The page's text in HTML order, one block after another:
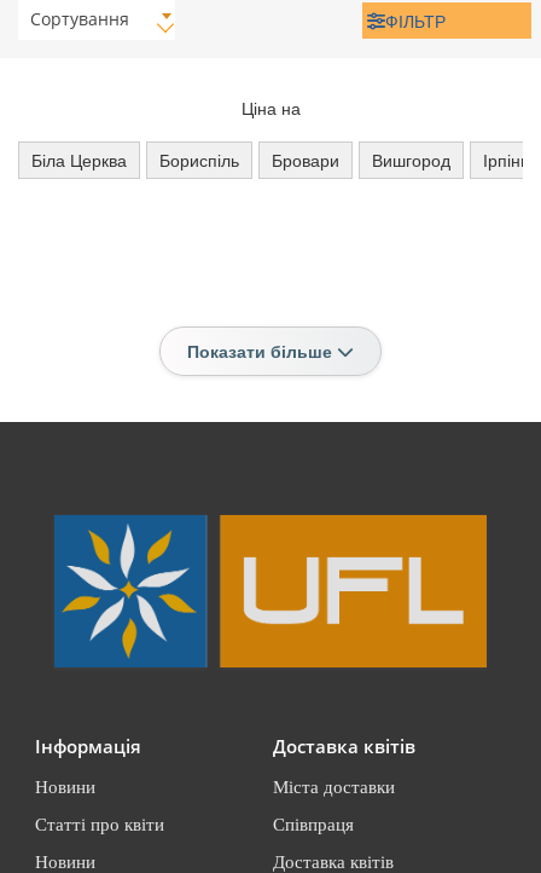
Сортування ФІЛЬТР
Ціна на
Біла Церква Бориспіль Бровари Вишгород Ірпінь
Показати більше
Інформація
Новини
Статті про квіти
Новини
Доставка квітів
Міста доставки
Співпраця
Доставка квітів